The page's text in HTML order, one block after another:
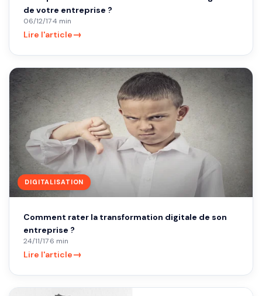
de votre entreprise ?
06/12/17·4 min
Lire l'article→
DIGITALISATION
Comment rater la transformation digitale de son
entreprise ?
24/11/17·6 min
Lire l'article→